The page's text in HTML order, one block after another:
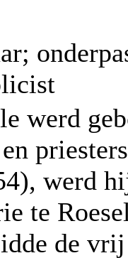
werd
werd
te
de